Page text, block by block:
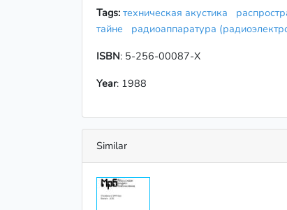
Tags: техническая акустика
тайне
радиоаппаратура
ISBN: 5-256-00087-X
Year: 1988
Similar